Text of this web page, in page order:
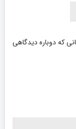
که دوباره دیدگاهی